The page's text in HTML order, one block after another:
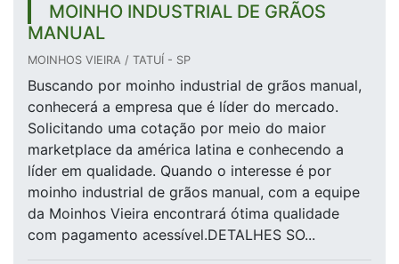
MOINHO INDUSTRIAL DE GRÃOS
MANUAL
MOINHOS VIEIRA / TATUÍ - SP
Buscando por moinho industrial de grãos manual,
conhecerá a empresa que é líder do mercado.
Solicitando uma cotação por meio do maior
marketplace da américa latina e conhecendo a
líder em qualidade. Quando o interesse é por
moinho industrial de grãos manual, com a equipe
da Moinhos Vieira encontrará ótima qualidade
com pagamento acessível.DETALHES SO...